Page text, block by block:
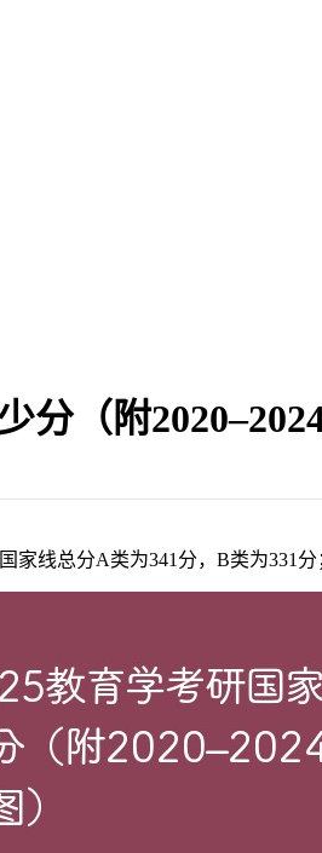
分（附
家线总分A类为341分，B类为331